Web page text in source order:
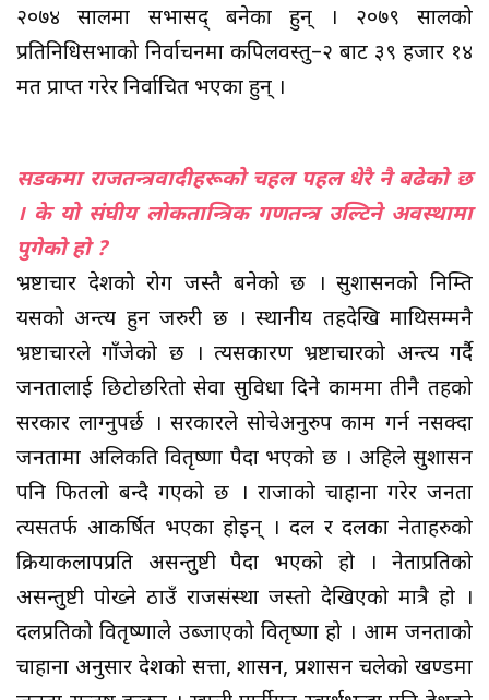
२०७४ सालमा सभासद् बनेका हुन् । २०७९ सालको
प्रतिनिधिसभाको निर्वाचनमा कपिलवस्तु–२ बाट ३९ हजार १४
मत प्राप्त गरेर निर्वाचित भएका हुन् ।
सडकमा राजतन्त्रवादीहरूको चहल पहल धेरै नै बढेको छ
। के यो संघीय लोकतान्त्रिक गणतन्त्र उल्टिने अवस्थामा
पुगेको हो ?
भ्रष्टाचार देशको रोग जस्तै बनेको छ । सुशासनको निम्ति
यसको अन्त्य हुन जरुरी छ । स्थानीय तहदेखि माथिसम्मनै
भ्रष्टाचारले गाँजेको छ । त्यसकारण भ्रष्टाचारको अन्त्य गर्दै
जनतालाई छिटोछरितो सेवा सुविधा दिने काममा तीनै तहको
सरकार लाग्नुपर्छ । सरकारले सोचेअनुरुप काम गर्न नसक्दा
जनतामा अलिकति वितृष्णा पैदा भएको छ । अहिले सुशासन
पनि फितलो बन्दै गएको छ । राजाको चाहाना गरेर जनता
त्यसतर्फ आकर्षित भएका होइन् । दल र दलका नेताहरुको
क्रियाकलापप्रति असन्तुष्टी पैदा भएको हो । नेताप्रतिको
असन्तुष्टी पोख्ने ठाउँ राजसंस्था जस्तो देखिएको मात्रै हो ।
दलप्रतिको वितृष्णाले उब्जाएको वितृष्णा हो । आम जनताको
चाहाना अनुसार देशको सत्ता, शासन, प्रशासन चलेको खण्डमा